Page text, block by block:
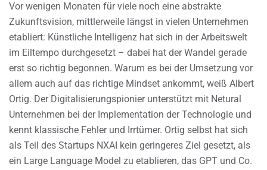
Vor wenigen Monaten für viele noch eine abstrakte
Zukunftsvision, mittlerweile längst in vielen Unternehmen
etabliert: Künstliche Intelligenz hat sich in der Arbeitswelt
im Eiltempo durchgesetzt – dabei hat der Wandel gerade
erst so richtig begonnen. Warum es bei der Umsetzung vor
allem auch auf das richtige Mindset ankommt, weiß Albert
Ortig. Der Digitalisierungspionier unterstützt mit Netural
Unternehmen bei der Implementation der Technologie und
kennt klassische Fehler und Irrtümer. Ortig selbst hat sich
als Teil des Startups NXAI kein geringeres Ziel gesetzt, als
ein Large Language Model zu etablieren, das GPT und Co.